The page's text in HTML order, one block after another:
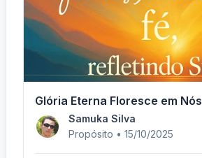
Glória Eterna Floresce em Nós
Samuka Silva
Propósito • 15/10/2025